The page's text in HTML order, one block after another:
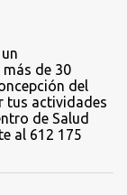
de 30
del
tus actividades
de Salud
al 612 175